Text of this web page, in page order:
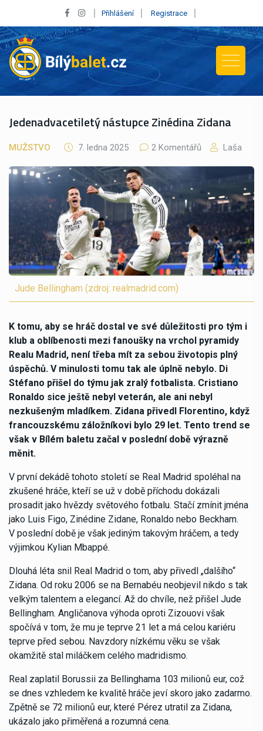
Přihlášení Registrace
Jedenadvacetiletý nástupce Zinédina Zidana
MUŽSTVO 7. ledna 2025 2 Komentářů Laša
Jude Bellingham (zdroj: realmadrid.com)
K tomu, aby se hráč dostal ve své důležitosti pro tým i
klub a oblíbenosti mezi fanoušky na vrchol pyramidy
Realu Madrid, není třeba mít za sebou životopis plný
úspěchů. V minulosti tomu tak ale úplně nebylo. Di
Stéfano přišel do týmu jak zralý fotbalista. Cristiano
Ronaldo sice ještě nebyl veterán, ale ani nebyl
nezkušeným mladíkem. Zidana přivedl Florentino, když
francouzskému záložníkovi bylo 29 let. Tento trend se
však v Bílém baletu začal v poslední době výrazně
měnit.
V první dekádě tohoto století se Real Madrid spoléhal na
zkušené hráče, kteří se už v době příchodu dokázali
prosadit jako hvězdy světového fotbalu. Stačí zmínit jména
jako Luis Figo, Zinédine Zidane, Ronaldo nebo Beckham.
V poslední době je však jediným takovým hráčem, a tedy
výjimkou Kylian Mbappé.
Dlouhá léta snil Real Madrid o tom, aby přivedl „dalšího“
Zidana. Od roku 2006 se na Bernabéu neobjevil nikdo s tak
velkým talentem a elegancí. Až do chvíle, než přišel Jude
Bellingham. Angličanova výhoda oproti Zizouovi však
spočívá v tom, že mu je teprve 21 let a má celou kariéru
teprve před sebou. Navzdory nízkému věku se však
okamžitě stal miláčkem celého madridismo.
Real zaplatil Borussii za Bellinghama 103 milionů eur, což
se dnes vzhledem ke kvalitě hráče jeví skoro jako zadarmo.
Zpětně se 72 milionů eur, které Pérez utratil za Zidana,
ukázalo jako přiměřená a rozumná cena.